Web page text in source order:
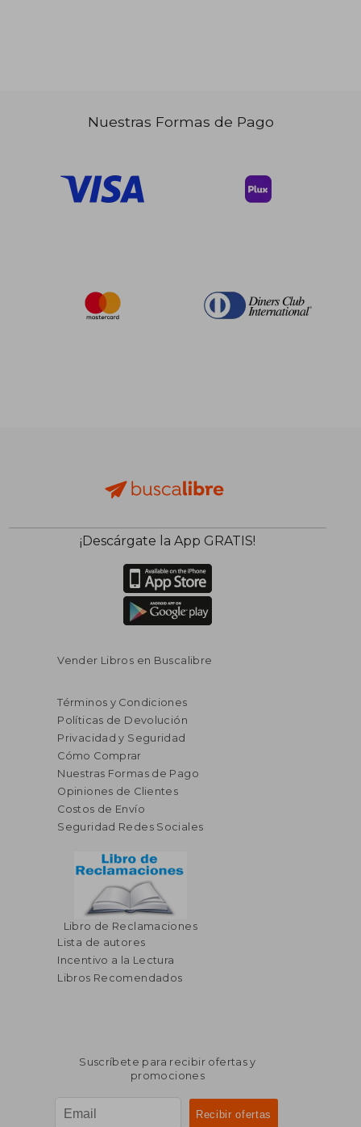
$ 31.70 45%
45%
$ 21.88
45%
dcto.
$ 31.70
$ 17.43
Nuestras Formas de Pago
¡Descárgate la App GRATIS!
Vender Libros en Buscalibre
Términos y Condiciones
Políticas de Devolución
Privacidad y Seguridad
Cómo Comprar
Nuestras Formas de Pago
Opiniones de Clientes
Costos de Envío
Seguridad Redes Sociales
Libro de Reclamaciones
Lista de autores
Incentivo a la Lectura
Libros Recomendados
Suscríbete para recibir ofertas y
promociones